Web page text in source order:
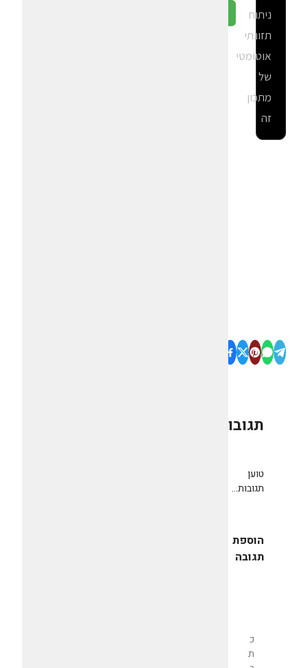
ניתוח
תזונתי
אוטומטי
של
מתכון
זה
תגובות
טוען
תגובות...
הוספת
תגובה